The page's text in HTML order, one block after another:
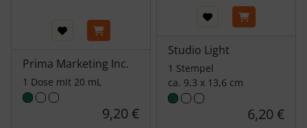
Prima Marketing Inc.
1 Dose mit 20 mL
9,20 €
Studio Light
1 Stempel
ca. 9,3 x 13,6 cm
6,20 €